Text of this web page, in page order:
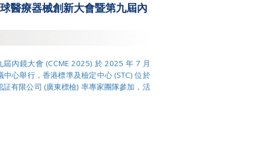
醫療器械創新大會暨第九屆內
內鏡大會 (CCME 2025) 於 2025 年 7 月
心舉行，香港標準及檢定中心 (STC) 位於
有限公司 (廣東標檢) 率專家團隊參加，活